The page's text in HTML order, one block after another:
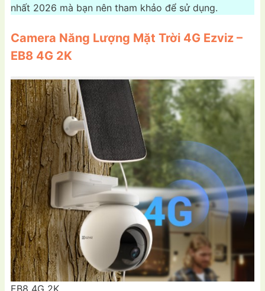
nhất 2026 mà bạn nên tham khảo để sử dụng.
Camera Năng Lượng Mặt Trời 4G Ezviz –
EB8 4G 2K
EB8 4G 2K